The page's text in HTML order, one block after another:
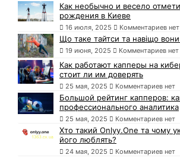
Как необычно и весело
рождения в Киеве
16 июля, 2025 Комментариев нет
Що таке тайтси та навіщо вони
19 июня, 2025 Комментариев нет
Как работают капперы на
стоит ли им доверять
25 мая, 2025 Комментариев нет
Большой рейтинг капперов:
профессионального аналитика
25 мая, 2025 Комментариев нет
Хто такий Onlyy.One та чому
його люблять?
24 мая, 2025 Комментариев нет